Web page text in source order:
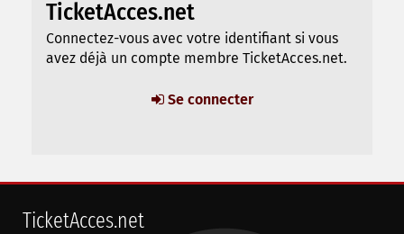
TicketAcces.net
Connectez-vous avec votre identifiant si vous
avez déjà un compte membre TicketAcces.net.
Se connecter
TicketAcces.net